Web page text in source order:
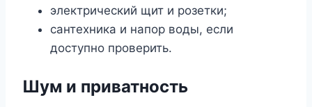
электрический щит и розетки;
сантехника и напор воды, если
доступно проверить.
Шум и приватность